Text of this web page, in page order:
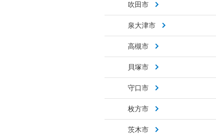
吹田市
泉大津市
高槻市
貝塚市
守口市
枚方市
茨木市